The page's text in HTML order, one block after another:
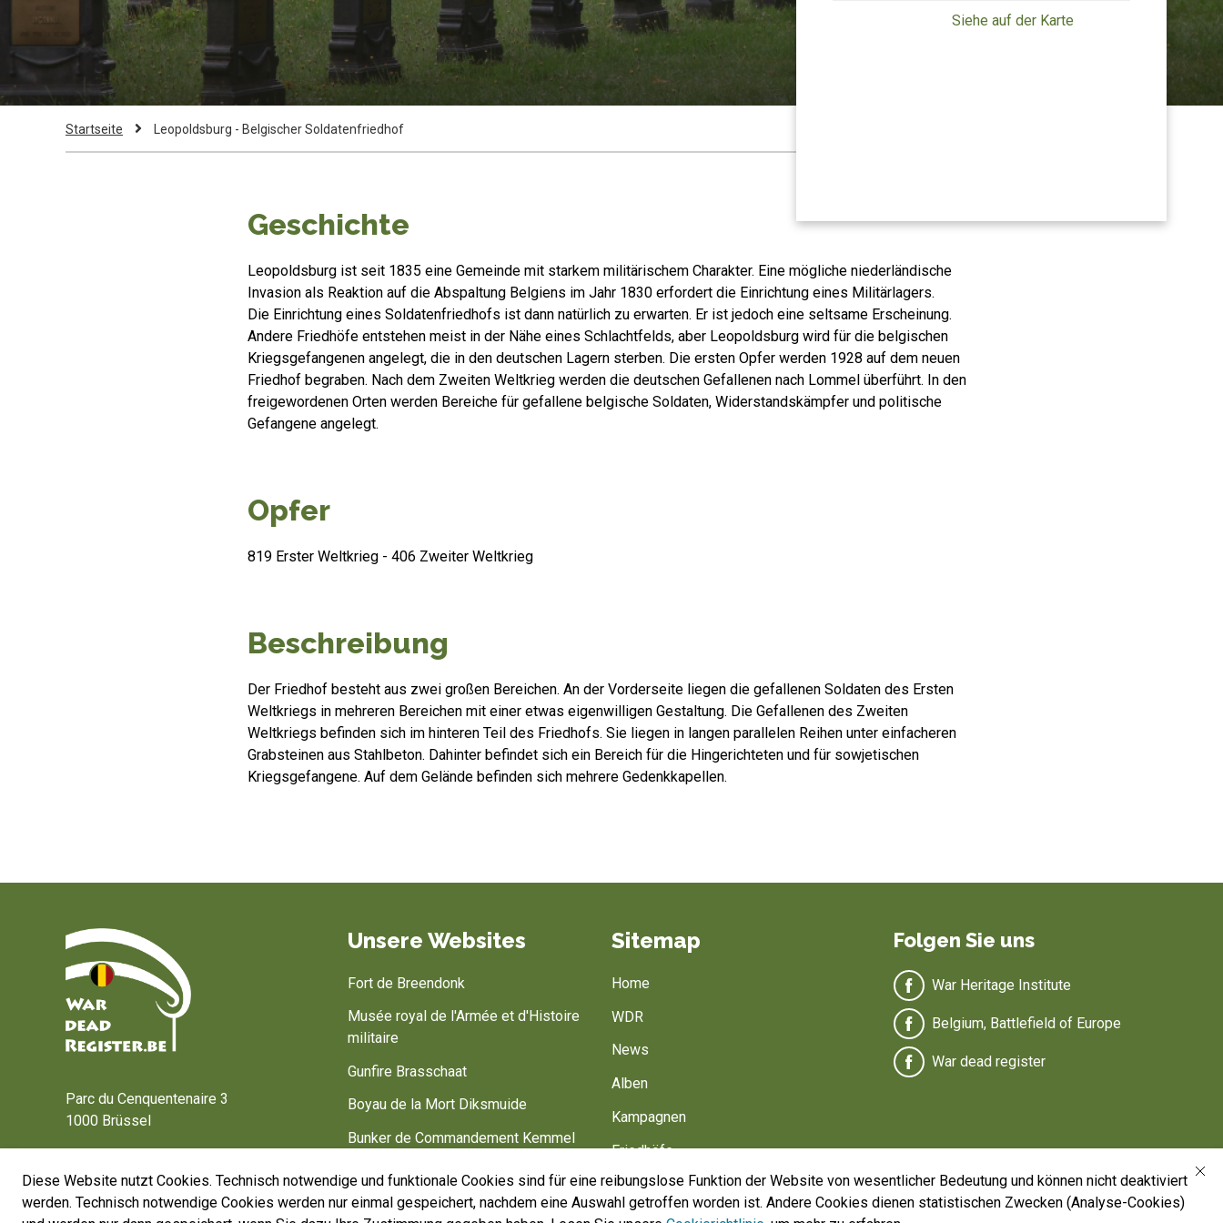
Diese Website nutzt Cookies. Technisch notwendige und funktionale Cookies sind für eine reibungslose Funktion der Website von wesentlicher Bedeutung und können nicht deaktiviert
werden. Technisch notwendige Cookies werden nur einmal gespeichert, nachdem eine Auswahl getroffen worden ist. Andere Cookies dienen statistischen Zwecken (Analyse-Cookies)
Pfadnavigation
Startseite
Current
Leopoldsburg - Belgischer Soldatenfriedhof
Siehe auf der Karte
Geschichte
Leopoldsburg ist seit 1835 eine Gemeinde mit starkem militärischem Charakter. Eine mögliche niederländische
Invasion als Reaktion auf die Abspaltung Belgiens im Jahr 1830 erfordert die Einrichtung eines Militärlagers.
Die Einrichtung eines Soldatenfriedhofs ist dann natürlich zu erwarten. Er ist jedoch eine seltsame Erscheinung.
Andere Friedhöfe entstehen meist in der Nähe eines Schlachtfelds, aber Leopoldsburg wird für die belgischen
Kriegsgefangenen angelegt, die in den deutschen Lagern sterben. Die ersten Opfer werden 1928 auf dem neuen
Friedhof begraben. Nach dem Zweiten Weltkrieg werden die deutschen Gefallenen nach Lommel überführt. In den
freigewordenen Orten werden Bereiche für gefallene belgische Soldaten, Widerstandskämpfer und politische
Gefangene angelegt.
Opfer
819 Erster Weltkrieg - 406 Zweiter Weltkrieg
Beschreibung
Der Friedhof besteht aus zwei großen Bereichen. An der Vorderseite liegen die gefallenen Soldaten des Ersten
Weltkriegs in mehreren Bereichen mit einer etwas eigenwilligen Gestaltung. Die Gefallenen des Zweiten
Weltkriegs befinden sich im hinteren Teil des Friedhofs. Sie liegen in langen parallelen Reihen unter einfacheren
Grabsteinen aus Stahlbeton. Dahinter befindet sich ein Bereich für die Hingerichteten und für sowjetischen
Kriegsgefangene. Auf dem Gelände befinden sich mehrere Gedenkkapellen.
Parc du Cenquentenaire 3
1000 Brüssel
Unsere Websites
Fort de Breendonk
Musée royal de l'Armée et d'Histoire
militaire
Gunfire Brasschaat
Boyau de la Mort Diksmuide
Bunker de Commandement Kemmel
Bastogne Barracks
Belgium, Battlefield of Europe
Sitemap
Home
WDR
News
Alben
Kampagnen
Friedhöfe
Belgische Armee
Machen Sie mit
Folgen Sie uns
War Heritage Institute
Belgium, Battlefield of Europe
War dead register